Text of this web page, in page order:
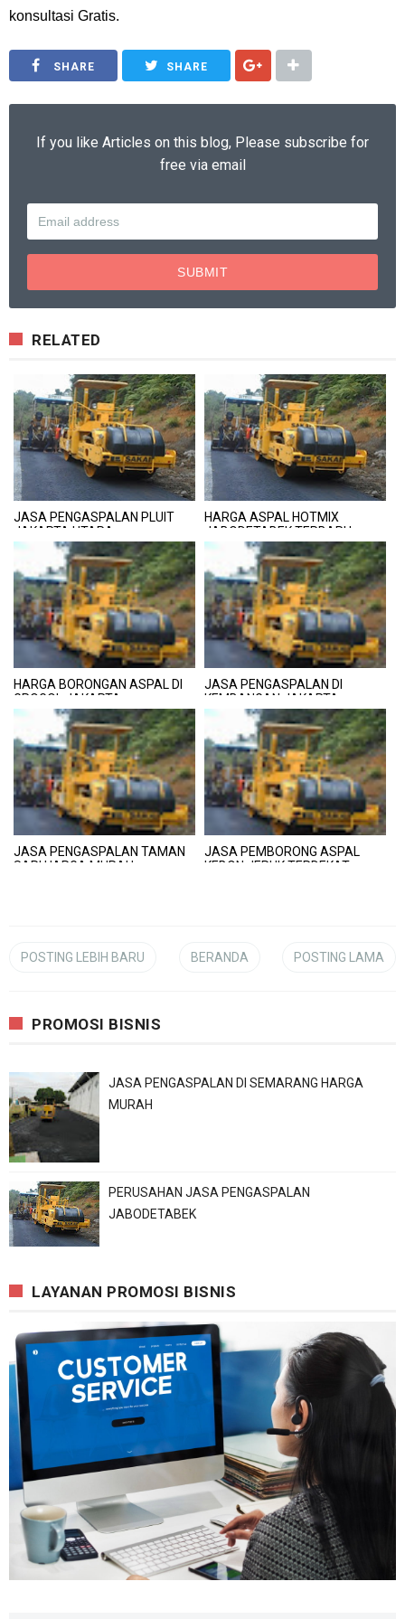
konsultasi Gratis.
SHARE SHARE
If you like Articles on this blog, Please subscribe for
free via email
RELATED
JASA PENGASPALAN PLUIT
JAKARTA UTARA
HARGA ASPAL HOTMIX
JABODETABEK TERBARU,
JANGAN SALAH PILIH
HARGA BORONGAN ASPAL DI
GROGOL JAKARTA
TERMURAH
JASA PENGASPALAN DI
KEMBANGAN JAKARTA
BARAT TERDEKAT
JASA PENGASPALAN TAMAN
SARI HARGA MURAH
JASA PEMBORONG ASPAL
KEBON JERUK TERDEKAT
POSTING LEBIH BARU POSTING LAMA
BERANDA
PROMOSI BISNIS
JASA PENGASPALAN DI SEMARANG HARGA
MURAH
PERUSAHAN JASA PENGASPALAN
JABODETABEK
LAYANAN PROMOSI BISNIS